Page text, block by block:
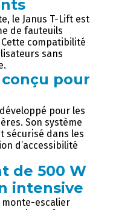
le Janus T-Lift est
de fauteuils
compatibilité
sans
pour
pour les
Son système
sécurisé dans les
d’accessibilité
de 500 W
intensive
monte-escalier